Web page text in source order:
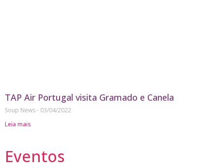
TAP Air Portugal visita Gramado e Canela
Soup News
03/04/2022
Leia mais
Eventos